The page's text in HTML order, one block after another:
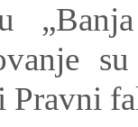
Pravni